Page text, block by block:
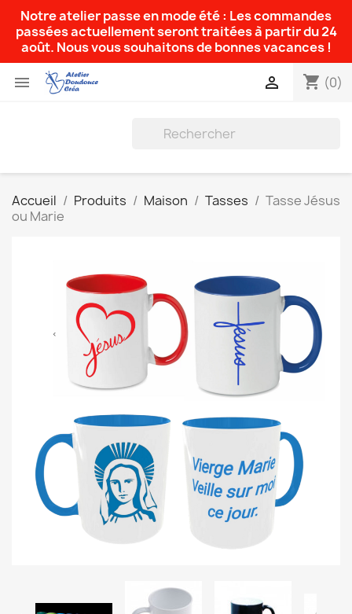
Notre atelier passe en mode été : Les commandes
passées actuellement seront traitées à partir du 24
août. Nous vous souhaitons de bonnes vacances !
 shopping_cart (0)

Accueil Produits Maison Tasses
Tasse Jésus
ou Marie